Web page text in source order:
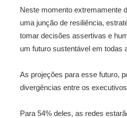
Neste momento extremamente
uma junção de resiliência,
tomar decisões assertivas e
um futuro sustentável em todas
As projeções para esse futuro,
divergências entre os
Para 54% deles, as redes